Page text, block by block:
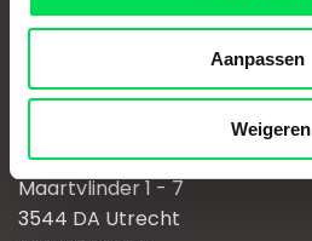
Aanpassen
Weigeren
Leidsche Rijn College
Maartvlinder 1 - 7
3544 DA Utrecht